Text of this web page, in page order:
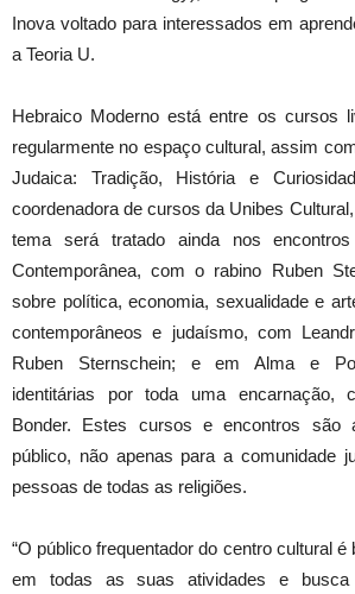
Inova voltado para interessados em
a Teoria U.
Hebraico Moderno está entre os cursos
regularmente no espaço cultural, assim
Judaica: Tradição, História e
coordenadora de cursos da Unibes
tema será tratado ainda nos
Contemporânea, com o rabino Ruben
sobre política, economia, sexualidade e
contemporâneos e judaísmo, com
Ruben Sternschein; e em Alma e
identitárias por toda uma encarnação,
Bonder. Estes cursos e encontros são
público, não apenas para a comunidade
pessoas de todas as religiões.
“O público frequentador do centro cultural
em todas as suas atividades e busca